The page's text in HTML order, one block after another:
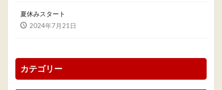
夏休みスタート
2024年7月21日
カテゴリー